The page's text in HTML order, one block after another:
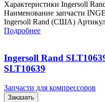
Характеристики Ingersoll
Наименование запчасти
Ingersoll Rand (США)
Подробнее
Ingersoll Rand
SLT10639
Запчасти для компрессоров
Заказать